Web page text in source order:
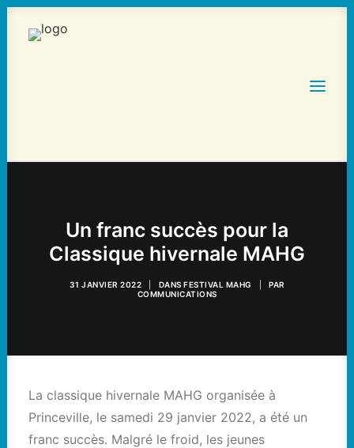
STATISTIQUES ET HORAIRES
TOURNOIS
HÉBERGEMENT ET RESTAURATION
Un franc succès pour la
Classique hivernale MAHG
31 JANVIER 2022 DANS FESTIVAL MAHG
PAR
COMMUNICATIONS
La classique hivernale MAHG organisée à
Princeville, le samedi 29 janvier 2022, a été un
franc succès. Malgré le froid, les jeunes